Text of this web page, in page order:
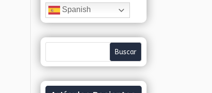
Spanish